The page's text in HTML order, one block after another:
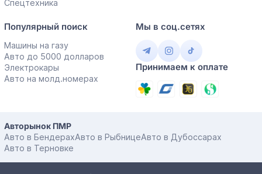
Спецтехника
Популярный поиск
Машины на газу
Авто до 5000 долларов
Электрокары
Авто на молд.номерах
Мы в соц.сетях
Принимаем к оплате
Авторынок ПМР
Авто в БендерахАвто в РыбницеАвто в Дубоссарах
Авто в Терновке